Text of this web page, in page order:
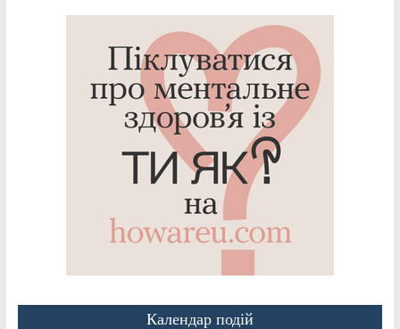
Календар подій